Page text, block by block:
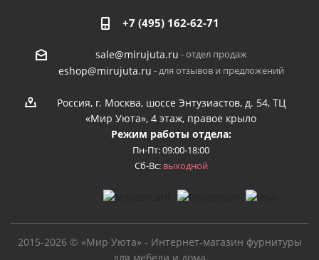
+7 (495) 162-62-71
sale@mirujuta.ru - отдел продаж
eshop@mirujuta.ru - для отзывов и предложений
Россия, г. Москва, шоссе Энтузиастов, д. 54, ТЦ
«Мир Уюта», 4 этаж, правое крыло
Режим работы отдела:
Пн-Пт: 09:00-18:00
Сб-Вс: выходной
2015-2026 © «Мир Уюта» - Интернет-магазин фурнитуры
для мебели и дома